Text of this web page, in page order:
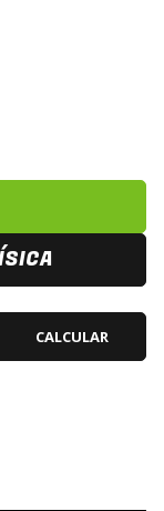
CALCULAR